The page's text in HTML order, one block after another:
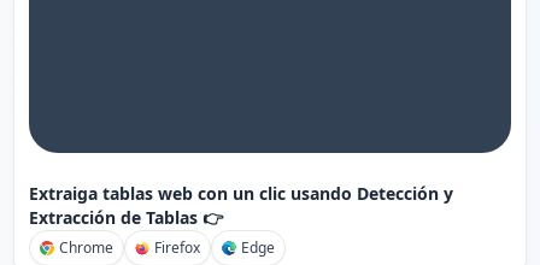
Extraiga tablas web con un clic usando Detección y
Extracción de Tablas 👉
Chrome Firefox Edge